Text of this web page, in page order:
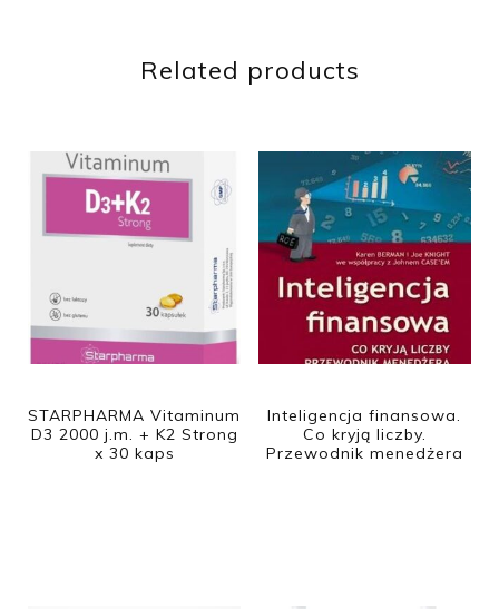
Related products
STARPHARMA Vitaminum
D3 2000 j.m. + K2 Strong
x 30 kaps
Inteligencja finansowa.
Co kryją liczby.
Przewodnik menedżera